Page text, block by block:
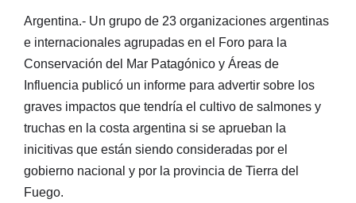
Argentina.- Un grupo de 23 organizaciones argentinas
e internacionales agrupadas en el Foro para la
Conservación del Mar Patagónico y Áreas de
Influencia publicó un informe para advertir sobre los
graves impactos que tendría el cultivo de salmones y
truchas en la costa argentina si se aprueban la
inicitivas que están siendo consideradas por el
gobierno nacional y por la provincia de Tierra del
Fuego.